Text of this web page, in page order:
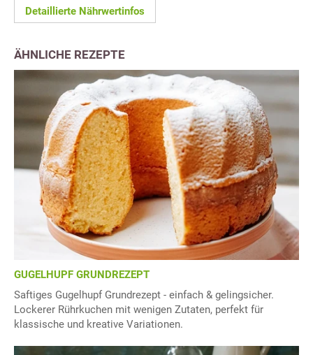
Detaillierte Nährwertinfos
ÄHNLICHE REZEPTE
GUGELHUPF GRUNDREZEPT
Saftiges Gugelhupf Grundrezept - einfach & gelingsicher.
Lockerer Rührkuchen mit wenigen Zutaten, perfekt für
klassische und kreative Variationen.